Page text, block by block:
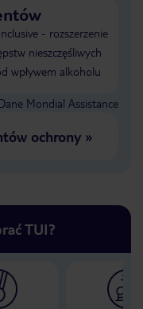
- rozszerzenie
nieszczęśliwych
wpływem alkoholu
Mondial Assistance
ochrony»
TUI?